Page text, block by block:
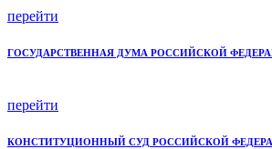
перейти
ГОСУДАРСТВЕННАЯ ДУМА РОССИЙСКОЙ
перейти
КОНСТИТУЦИОННЫЙ СУД РОССИЙСКОЙ